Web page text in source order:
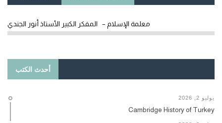
معلمة الإسلام – المفكر الكبير الأستاذ أنور الجندي
أحدث الكتب
يوليو 2, 2026
Cambridge History of Turkey